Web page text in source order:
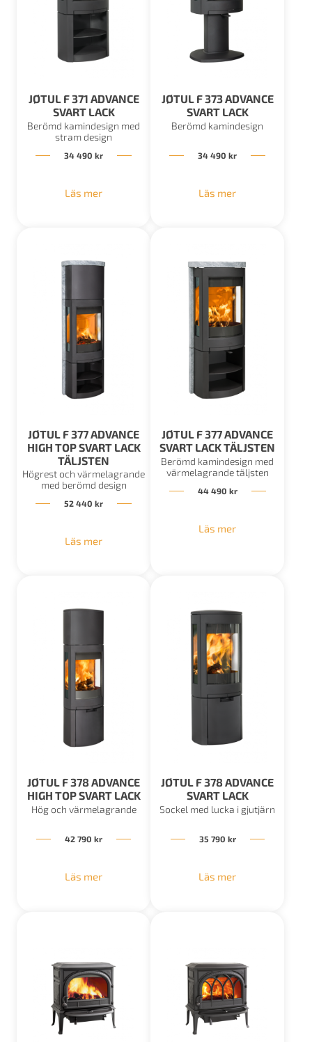
JØTUL F 371 ADVANCE
SVART LACK
Berömd kamindesign med
stram design
34 490 kr
Läs mer
JØTUL F 373 ADVANCE
SVART LACK
Berömd kamindesign
34 490 kr
Läs mer
JØTUL F 377 ADVANCE
HIGH TOP SVART LACK
TÄLJSTEN
Högrest och värmelagrande
med berömd design
52 440 kr
Läs mer
JØTUL F 377 ADVANCE
SVART LACK TÄLJSTEN
Berömd kamindesign med
värmelagrande täljsten
44 490 kr
Läs mer
JØTUL F 378 ADVANCE
HIGH TOP SVART LACK
Hög och värmelagrande
42 790 kr
Läs mer
JØTUL F 378 ADVANCE
SVART LACK
Sockel med lucka i gjutjärn
35 790 kr
Läs mer